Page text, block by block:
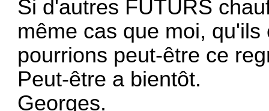
Si d'autres FUTURS
même cas que moi,
pourrions peut-être ce
Peut-être a bientôt.
Georges.